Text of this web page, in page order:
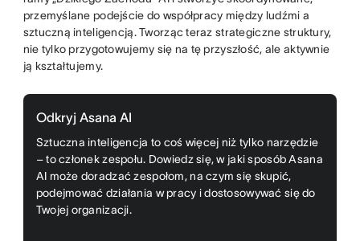
przemyślane podejście do współpracy między ludźmi a
sztuczną inteligencją. Tworząc teraz strategiczne struktury,
nie tylko przygotowujemy się na tę przyszłość, ale aktywnie
ją kształtujemy.
Odkryj Asana AI
Sztuczna inteligencja to coś więcej niż tylko narzędzie
– to członek zespołu. Dowiedz się, w jaki sposób Asana
AI może doradzać zespołom, na czym się skupić,
podejmować działania w pracy i dostosowywać się do
Twojej organizacji.